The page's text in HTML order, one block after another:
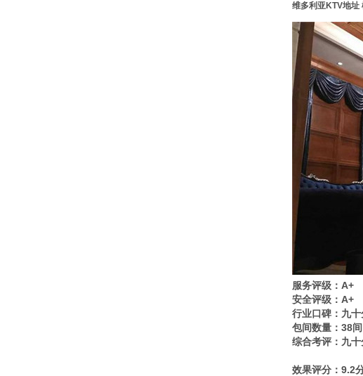
维多利亚KTV地址
服务评级：A+
安全评级：A+
行业口碑：九十
包间数量：38间
综合考评：九十
效果评分：9.2